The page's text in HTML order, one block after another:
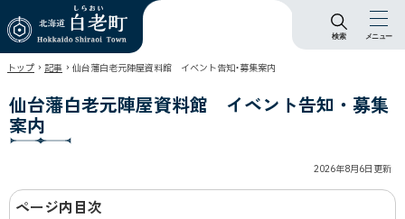
北海道 白老町
Hokkaido Shiraoi
Town
メニュー
検索
トップ › 記事 › 仙台藩白老元陣屋資料館 イベント告知・募集案内
仙台藩白老元陣屋資料館 イベント告知・募集
案内
2026年8月6日 更新
ページ内目次